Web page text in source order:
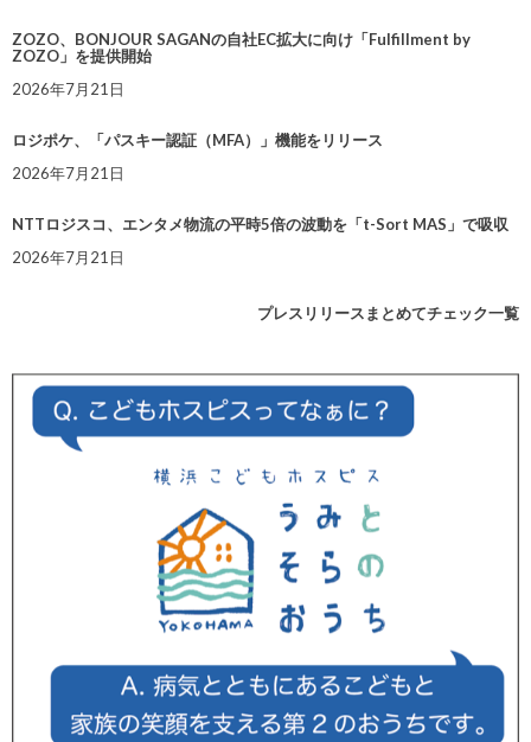
ZOZO、BONJOUR SAGANの自社EC拡大に向け「Fulfillment by
ZOZO」を提供開始
2026年7月21日
ロジポケ、「パスキー認証（MFA）」機能をリリース
2026年7月21日
NTTロジスコ、エンタメ物流の平時5倍の波動を「t-Sort MAS」で吸収
2026年7月21日
プレスリリースまとめてチェック一覧